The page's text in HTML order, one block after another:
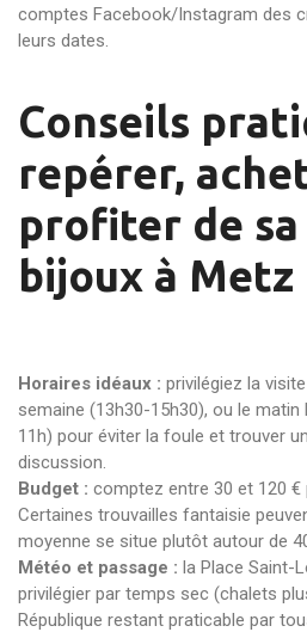
comptes Facebook/Instagram des
leurs dates.
Conseils
repérer,
profiter de
bijoux à Metz
Horaires idéaux : privilégiez la
semaine (13h30-15h30), ou le
11h) pour éviter la foule et trouver
discussion.
Budget : comptez entre 30 et 120 €
Certaines trouvailles fantaisie
moyenne se situe plutôt autour de
Météo et passage : la Place Saint-
privilégier par temps sec (chalets
République restant praticable par